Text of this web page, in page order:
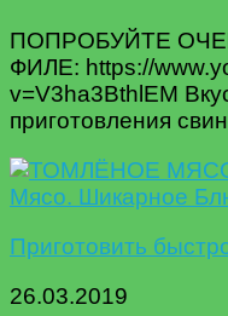
ПОПРОБУЙТЕ
ФИЛЕ: https://
v=V3ha3BthlEM
приготовления
Приготовить
26.03.2019